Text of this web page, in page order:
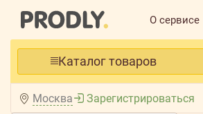
О сервисе
Каталог товаров
Москва Зарегистрироваться